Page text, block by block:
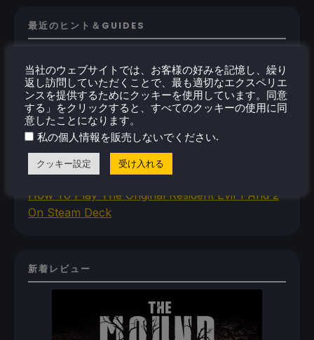
最近のヒント＆GUIDES
Deck
How To Set Up The Steam Controller On The
Steam Deck
How To Install The Legend of Zelda: Twilight
Princess PC Port On Steam Deck
How To Set Up The Jak And Daxter Trilogy's
Native PC Ports On Steam Deck
How To Play The Original Resident Evil 1 And 2
On Steam Deck
新着レビュー
当社のウェブサイトでは、お客様の好みを記憶し、繰り
返し訪問していただくことで、最も適切なエクスペリエ
ンスを提供するためにクッキーを使用しています。同意
する」をクリックすると、すべてのクッキーの使用に同
意したことになります。
私の個人情報を販売しないでください.
クッキー設定 受け入れる